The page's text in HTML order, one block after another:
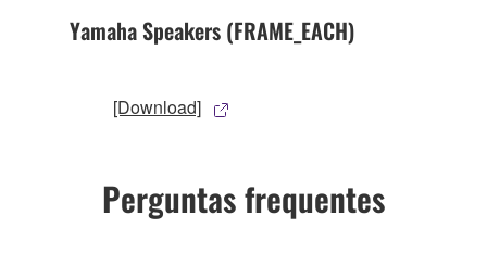
Yamaha Speakers (FRAME_EACH)
[Download]
Perguntas frequentes